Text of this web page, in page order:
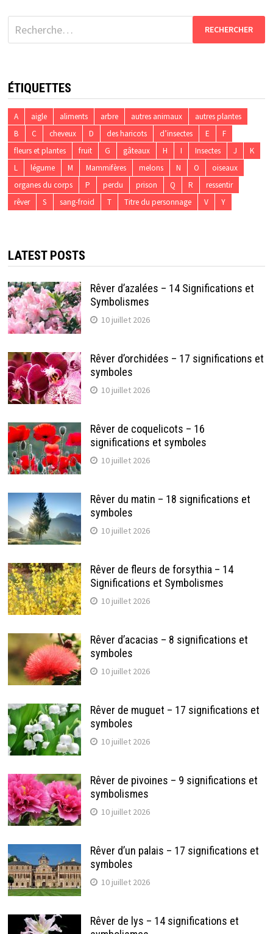
Rechercher :
ÉTIQUETTES
A aigle aliments arbre autres animaux
autres plantes
B
C cheveux D des haricots d’insectes E
F
fleurs et plantes
fruit G gâteaux H I Insectes J
K
L
légume M Mammifères melons N O
oiseaux
organes du corps
P perdu prison Q R
ressentir
rêver
S sang-froid T Titre du personnage V Y
LATEST POSTS
Rêver d’azalées – 14 Significations et
Symbolismes
10 juillet 2026
Rêver d’orchidées – 17 significations et
symboles
10 juillet 2026
Rêver de coquelicots – 16
significations et symboles
10 juillet 2026
Rêver du matin – 18 significations et
symboles
10 juillet 2026
Rêver de fleurs de forsythia – 14
Significations et Symbolismes
10 juillet 2026
Rêver d’acacias – 8 significations et
symboles
10 juillet 2026
Rêver de muguet – 17 significations et
symboles
10 juillet 2026
Rêver de pivoines – 9 significations et
symbolismes
10 juillet 2026
Rêver d’un palais – 17 significations et
symboles
10 juillet 2026
Rêver de lys – 14 significations et